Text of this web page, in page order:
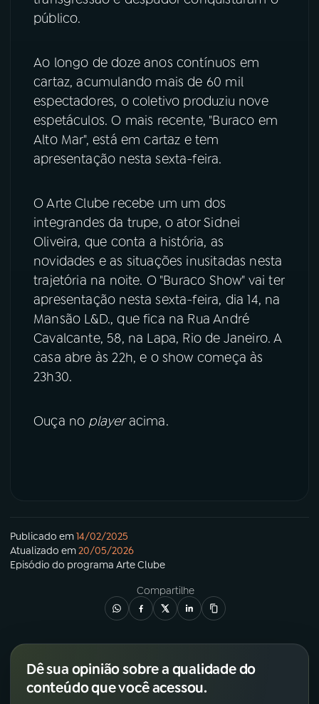
TikTok
público.
Ao longo de doze anos contínuos em
cartaz, acumulando mais de 60 mil
espectadores, o coletivo produziu nove
espetáculos. O mais recente, "Buraco em
Alto Mar", está em cartaz e tem
apresentação nesta sexta-feira.
O Arte Clube recebe um um dos
integrandes da trupe, o ator Sidnei
Oliveira, que conta a história, as
novidades e as situações inusitadas nesta
trajetória na noite. O "Buraco Show" vai ter
apresentação nesta sexta-feira, dia 14, na
Mansão L&D., que fica na Rua André
Cavalcante, 58, na Lapa, Rio de Janeiro. A
casa abre às 22h, e o show começa às
23h30.
Ouça no playeracima.
Publicado em14/02/2025
Atualizado em20/05/2026
Episódio do programa Arte Clube
Compartilhe
Dê sua opinião sobre a qualidade do
conteúdo que você acessou.